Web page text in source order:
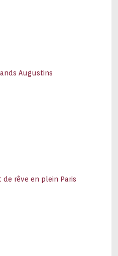
Augustins
de rêve en plein Paris